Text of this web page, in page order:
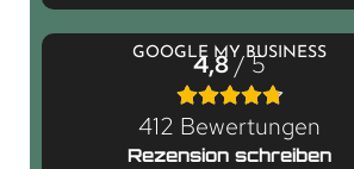
GOOGLE MY BUSINESS
4,8/ 5
412 Bewertungen
Rezension schreiben